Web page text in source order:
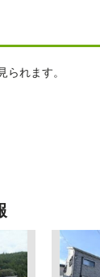
られます。